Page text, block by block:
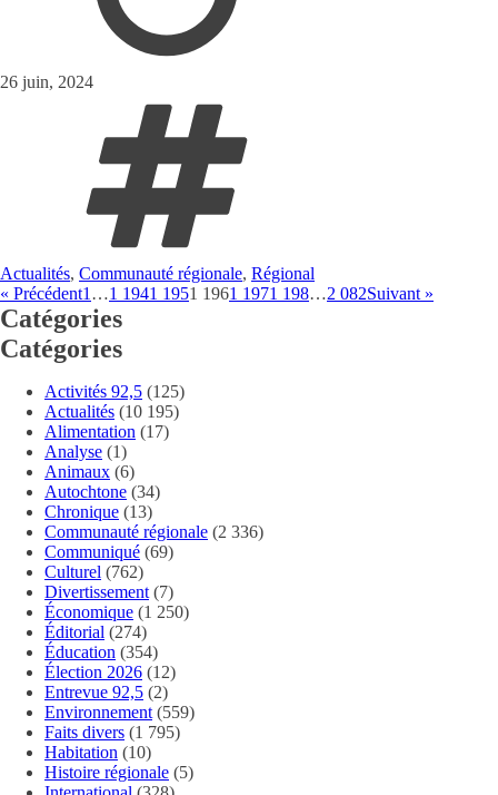
26 juin, 2024
Actualités, Communauté régionale, Régional
« Précédent1 …1 1941 1951 1961 1971 198…2 082Suivant »
Catégories
Catégories
Activités 92,5 (125)
Actualités (10 195)
Alimentation (17)
Analyse (1)
Animaux (6)
Autochtone (34)
Chronique (13)
Communauté régionale (2 336)
Communiqué (69)
Culturel (762)
Divertissement (7)
Économique (1 250)
Éditorial (274)
Éducation (354)
Élection 2026 (12)
Entrevue 92,5 (2)
Environnement (559)
Faits divers (1 795)
Habitation (10)
Histoire régionale (5)